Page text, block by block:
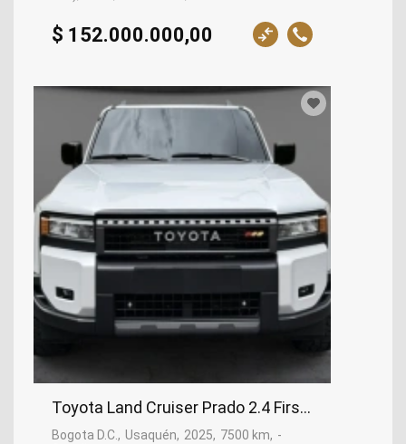
$ 152.000.000,00
Toyota Land Cruiser Prado 2.4 First Edition At8,
Bogota D.C. Usaquén 2025 7500 km
-